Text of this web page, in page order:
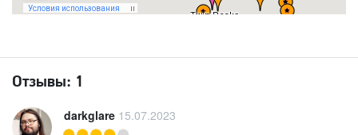
Отзывы: 1
darkglare 15.07.2023